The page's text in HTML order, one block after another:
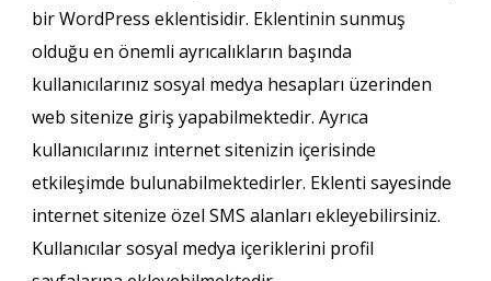
bir WordPress eklentisidir. Eklentinin sunmuş
olduğu en önemli ayrıcalıkların başında
kullanıcılarınız sosyal medya hesapları üzerinden
web sitenize giriş yapabilmektedir. Ayrıca
kullanıcılarınız internet sitenizin içerisinde
etkileşimde bulunabilmektedirler. Eklenti sayesinde
internet sitenize özel SMS alanları ekleyebilirsiniz.
Kullanıcılar sosyal medya içeriklerini profil